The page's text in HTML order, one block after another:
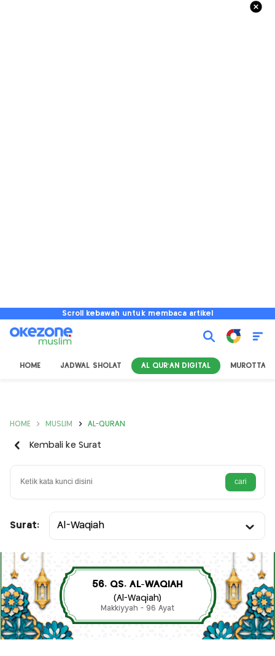
Scroll kebawah untuk membaca artikel
HOME JADWAL SHOLAT AL QUR'AN DIGITAL MUROTTAL
HOME MUSLIM AL-QURAN
Kembali ke Surat
Surat: Al-Waqiah
56. QS. AL-WAQIAH
(Al-Waqiah)
Makkiyyah - 96 Ayat